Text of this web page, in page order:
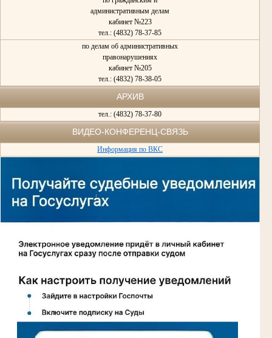
административным делам
кабинет №223
тел.: (4832) 78-37-85
по делам об административных
правонарушениях
кабинет №205
тел.: (4832) 78-38-05
АРХИВ
тел.: (4832) 78-37-80
ВИДЕО-КОНФЕРЕНЦ-СВЯЗЬ
Информация по ВКС